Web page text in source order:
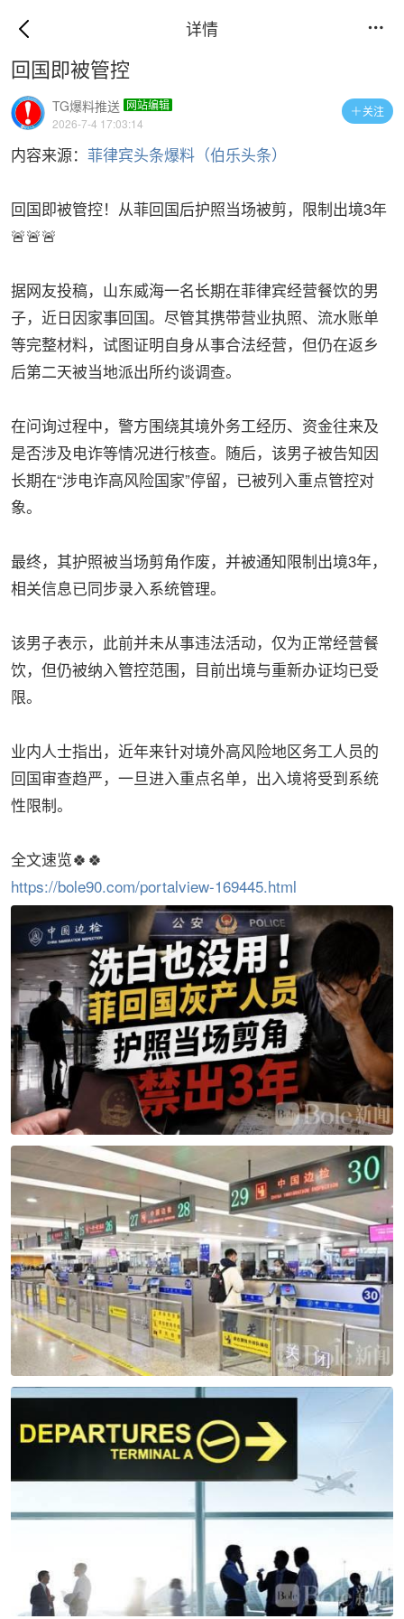
详情 
回国即被管控
关注
TG爆料推送 网站编辑
2026-7-4 17:03:14
内容来源： 菲律宾头条爆料（伯乐头条）
回国即被管控！从菲回国后护照当场被剪，限制出境3年
🚨🚨🚨
据网友投稿，山东威海一名长期在菲律宾经营餐饮的男
子，近日因家事回国。尽管其携带营业执照、流水账单
等完整材料，试图证明自身从事合法经营，但仍在返乡
后第二天被当地派出所约谈调查。
在问询过程中，警方围绕其境外务工经历、资金往来及
是否涉及电诈等情况进行核查。随后，该男子被告知因
长期在“涉电诈高风险国家”停留，已被列入重点管控对
象。
最终，其护照被当场剪角作废，并被通知限制出境3年，
相关信息已同步录入系统管理。
该男子表示，此前并未从事违法活动，仅为正常经营餐
饮，但仍被纳入管控范围，目前出境与重新办证均已受
限。
业内人士指出，近年来针对境外高风险地区务工人员的
回国审查趋严，一旦进入重点名单，出入境将受到系统
性限制。
全文速览🍀🍀
https://bole90.com/portalview-169445.html